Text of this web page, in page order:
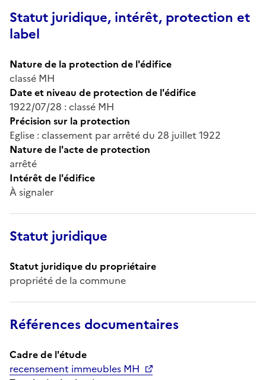
Statut juridique, intérêt, protection et
label
Nature de la protection de l'édifice
classé MH
Date et niveau de protection de l'édifice
1922/07/28 : classé MH
Précision sur la protection
Eglise : classement par arrêté du 28 juillet 1922
Nature de l'acte de protection
arrêté
Intérêt de l'édifice
À signaler
Statut juridique
Statut juridique du propriétaire
propriété de la commune
Références documentaires
Cadre de l'étude
recensement immeubles MH